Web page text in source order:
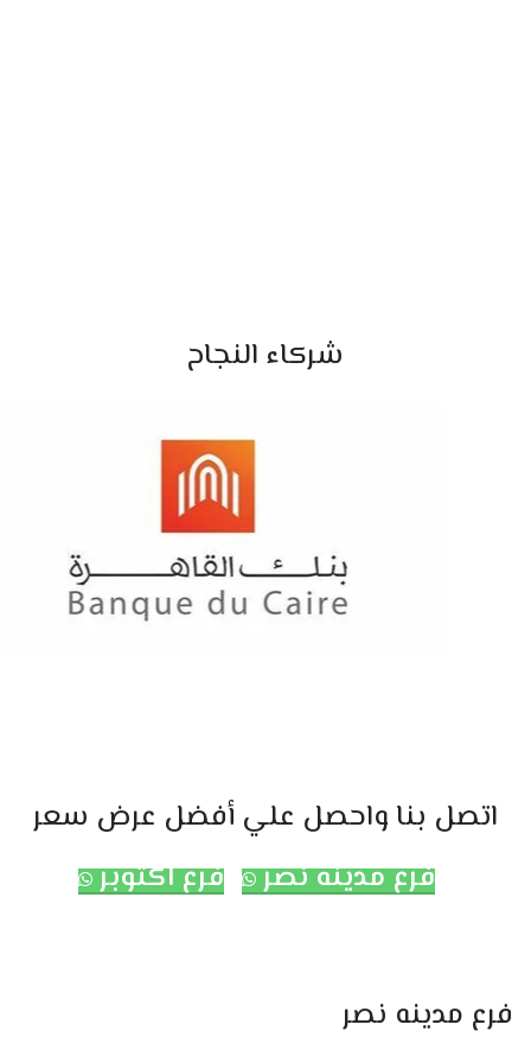
شركاء النجاح
اتصل بنا واحصل علي أفضل عرض سعر
فرع مدينه نصر
فرع اكتوبر
فرع مدينه نصر